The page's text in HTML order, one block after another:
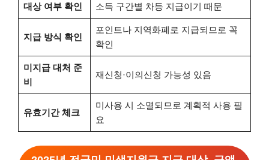
대상 여부 확인 소득 구간별 차등 지급이기 때문
지급 방식 확인
포인트나 지역화폐로 지급되므로 꼭
확인
미지급 대처 준
비
재신청·이의신청 가능성 있음
유효기간 체크
미사용 시 소멸되므로 계획적 사용 필
요